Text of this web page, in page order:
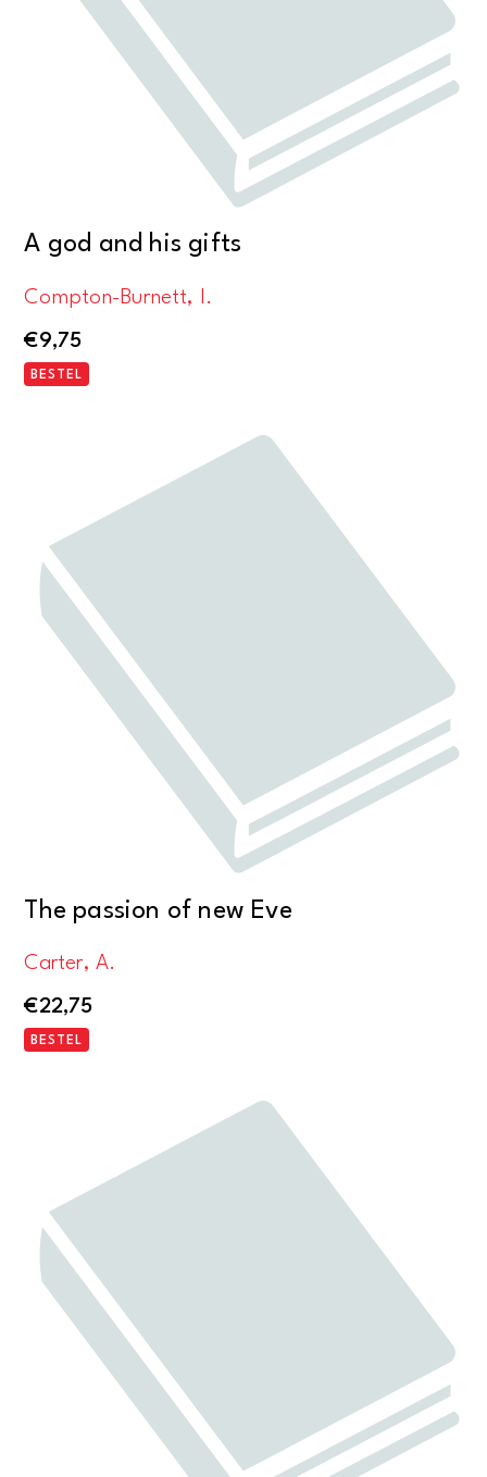
A god and his gifts
Compton-Burnett, I.
€9,75
BESTEL
The passion of new Eve
Carter, A.
€22,75
BESTEL